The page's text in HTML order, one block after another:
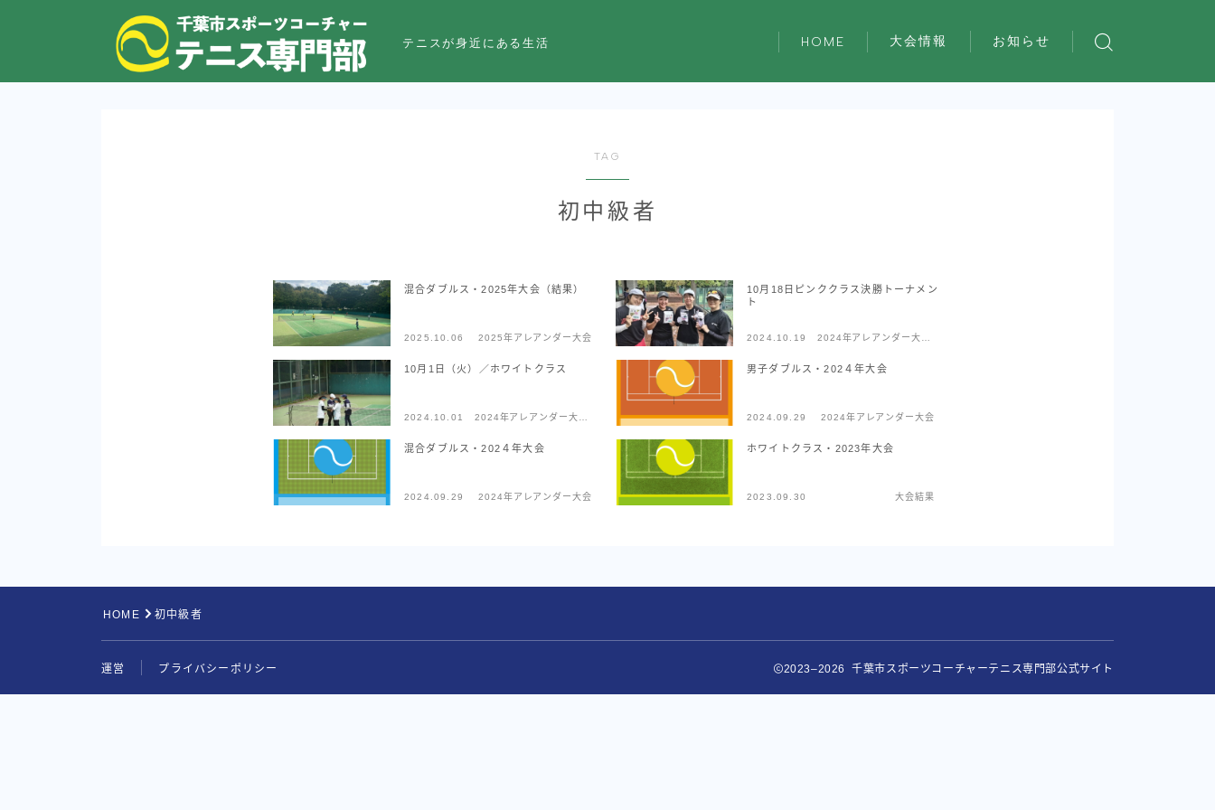
テニスが身近にある生活 HOME 大会情報
アレアンダーテニス大会
お知らせ
TAG
初中級者
混合ダブルス・2025年大会（結果）
2025.10.06 2025年アレアンダー大会
10月18日ピンククラス決勝トーナメン
ト
2024.10.19
2024年アレアンダー大会
10月1日（火）／ホワイトクラス
2024.10.01
2024年アレアンダー大会
男子ダブルス・202４年大会
2024.09.29 2024年アレアンダー大会
混合ダブルス・202４年大会
2024.09.29 2024年アレアンダー大会
ホワイトクラス・2023年大会
2023.09.30 大会結果
HOME 初中級者
運営 プライバシーポリシー 2023–2026 千葉市スポーツコーチャーテニス専門部公式サイト